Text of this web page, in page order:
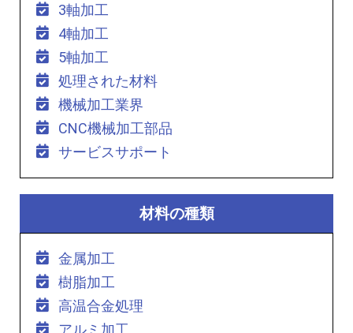
3軸加工
4軸加工
5軸加工
処理された材料
機械加工業界
CNC機械加工部品
サービスサポート
材料の種類
金属加工
樹脂加工
高温合金処理
アルミ加工